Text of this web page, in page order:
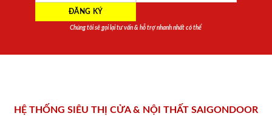
Chúng tôi sẽ gọi lại tư vấn & hỗ trợ nhanh nhất có thể
HỆ THỐNG SIÊU THỊ CỬA & NỘI THẤT SAIGONDOOR